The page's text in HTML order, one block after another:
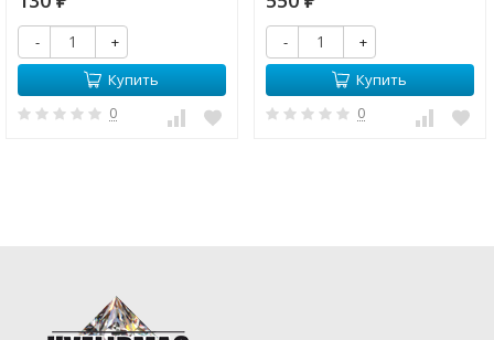
-
+
Купить
0
-
+
Купить
0